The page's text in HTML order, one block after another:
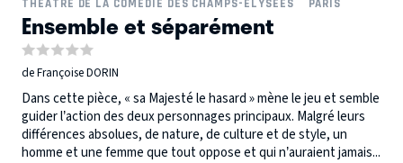
THÉÂTRE DE LA COMÉDIE DES CHAMPS-ELYSÉES
PARIS
Ensemble et séparément
de Françoise DORIN
Dans cette pièce, « sa Majesté le hasard » mène le jeu et semble
guider l’action des deux personnages principaux. Malgré leurs
différences absolues, de nature, de culture et de style, un
homme et une femme que tout oppose et qui n’auraient jamais...